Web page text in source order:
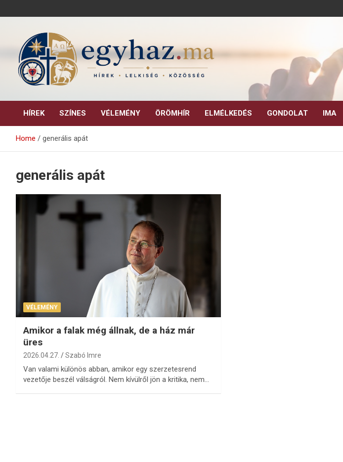
to
egyhaz.ma
HÍREK SZÍNES VÉLEMÉNY ÖRÖMHÍR ELMÉLKEDÉS GONDOLAT IMA
Home generális apát
generális apát
VÉLEMÉNY
Amikor a falak még állnak, de a ház már
üres
2026.04.27. Szabó Imre
Van valami különös abban, amikor egy szerzetesrend
vezetője beszél válságról. Nem kívülről jön a kritika, nem…